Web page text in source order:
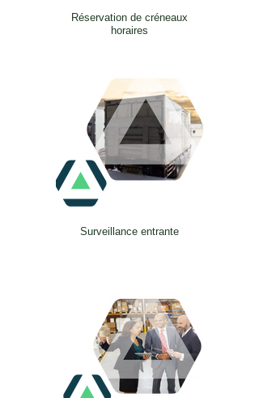
Réservation de créneaux
horaires
Surveillance entrante